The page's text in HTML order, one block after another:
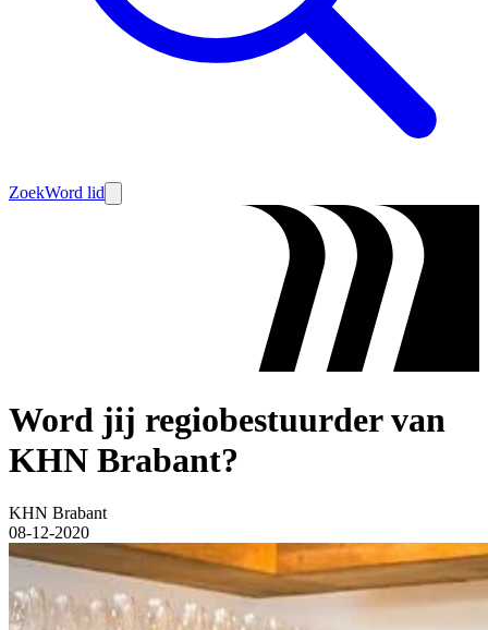
ZoekWord lid
Word jij regiobestuurder van
KHN Brabant?
KHN Brabant
08-12-2020